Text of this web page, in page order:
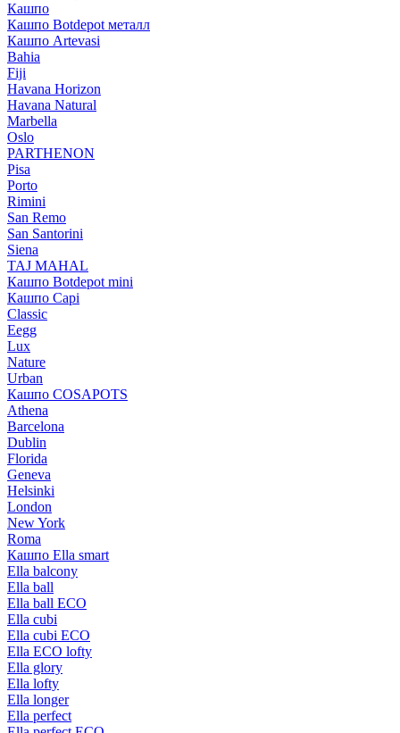
Кашпо
Кашпо Botdepot металл
Кашпо Artevasi
Bahia
Fiji
Havana Horizon
Havana Natural
Marbella
Oslo
PARTHENON
Pisa
Porto
Rimini
San Remo
San Santorini
Siena
TAJ MAHAL
Кашпо Botdepot mini
Кашпо Capi
Classic
Eegg
Lux
Nature
Urban
Кашпо COSAPOTS
Athena
Barcelona
Dublin
Florida
Geneva
Helsinki
London
New York
Roma
Кашпо Ella smart
Ella balcony
Ella ball
Ella ball ECO
Ella cubi
Ella cubi ECO
Ella ECO lofty
Ella glory
Ella lofty
Ella longer
Ella perfect